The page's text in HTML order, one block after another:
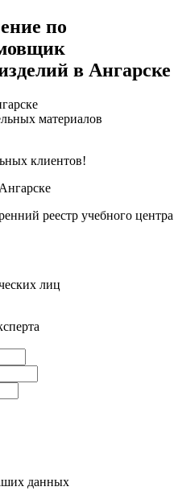
по
в Ангарске
материалов
клиентов!
реестр учебного центра
лиц
данных